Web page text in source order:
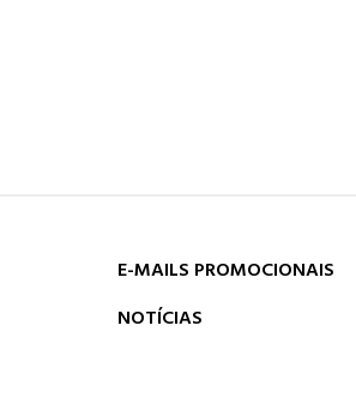
E-MAILS PROMOCIONAIS
NOTÍCIAS